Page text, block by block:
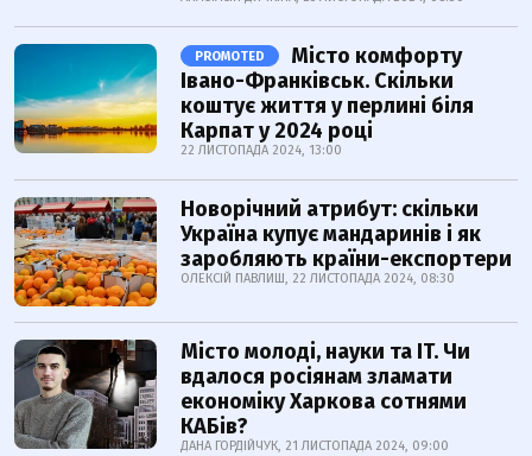
PROMOTED
Місто комфорту
Івано-Франківськ. Скільки
коштує життя у перлині біля
Карпат у 2024 році
22 ЛИСТОПАДА 2024, 13:00
Новорічний атрибут: скільки
Україна купує мандаринів і як
заробляють країни-експортери
ОЛЕКСІЙ ПАВЛИШ, 22 ЛИСТОПАДА 2024, 08:30
Місто молоді, науки та IT. Чи
вдалося росіянам зламати
економіку Харкова сотнями
КАБів?
ДАНА ГОРДІЙЧУК, 21 ЛИСТОПАДА 2024, 09:00